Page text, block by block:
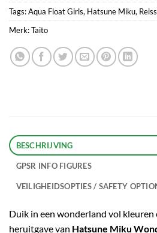
Tags:Aqua Float Girls, Hatsune Miku,
Merk:Taito
BESCHRIJVING
GPSR INFO FIGURES
VEILIGHEIDSOPTIES / SAFETY
Duik in een wonderland vol kleuren
heruitgave van Hatsune Miku